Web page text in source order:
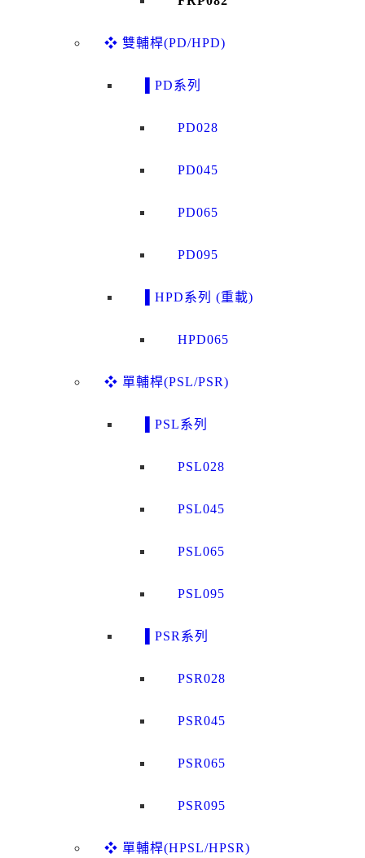
❖ 雙輔桿(PD/HPD)
▌PD系列
PD028
PD045
PD065
PD095
▌HPD系列 (重載)
HPD065
❖ 單輔桿(PSL/PSR)
▌PSL系列
PSL028
PSL045
PSL065
PSL095
▌PSR系列
PSR028
PSR045
PSR065
PSR095
❖ 單輔桿(HPSL/HPSR)